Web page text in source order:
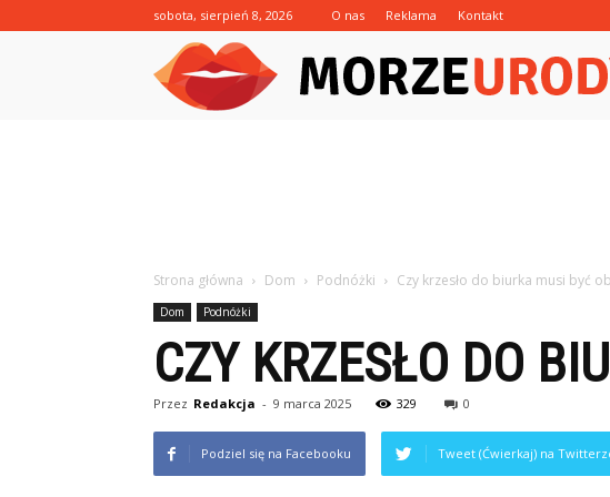
sobota, sierpień 8, 2026 O nas Reklama Kontakt
Strona główna Dom Podnóżki Czy krzesło do biurka musi być
Dom Podnóżki
CZY KRZESŁO DO
Przez Redakcja - 9 marca 2025 329 0
Podziel się na Facebooku Tweet (Ćwierkaj) na